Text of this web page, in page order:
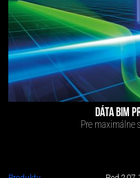
DÁTA BIM
Pre